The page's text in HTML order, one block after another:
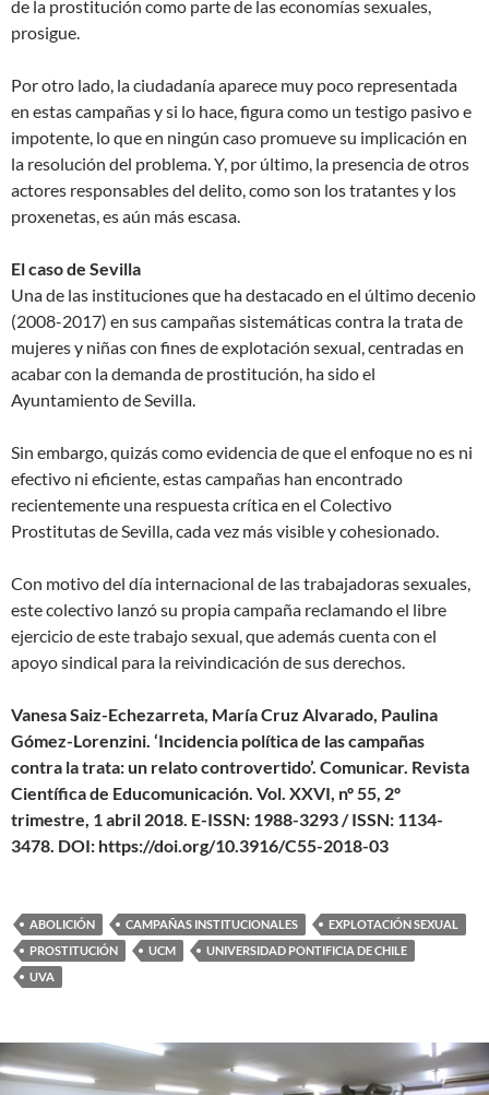
de la prostitución como parte de las economías sexuales,
prosigue.
Por otro lado, la ciudadanía aparece muy poco representada
en estas campañas y si lo hace, figura como un testigo pasivo e
impotente, lo que en ningún caso promueve su implicación en
la resolución del problema. Y, por último, la presencia de otros
actores responsables del delito, como son los tratantes y los
proxenetas, es aún más escasa.
El caso de Sevilla
Una de las instituciones que ha destacado en el último decenio
(2008-2017) en sus campañas sistemáticas contra la trata de
mujeres y niñas con fines de explotación sexual, centradas en
acabar con la demanda de prostitución, ha sido el
Ayuntamiento de Sevilla.
Sin embargo, quizás como evidencia de que el enfoque no es ni
efectivo ni eficiente, estas campañas han encontrado
recientemente una respuesta crítica en el Colectivo
Prostitutas de Sevilla, cada vez más visible y cohesionado.
Con motivo del día internacional de las trabajadoras sexuales,
este colectivo lanzó su propia campaña reclamando el libre
ejercicio de este trabajo sexual, que además cuenta con el
apoyo sindical para la reivindicación de sus derechos.
Vanesa Saiz-Echezarreta, María Cruz Alvarado, Paulina
Gómez-Lorenzini. ‘Incidencia política de las campañas
contra la trata: un relato controvertido’. Comunicar. Revista
Científica de Educomunicación. Vol. XXVI, nº 55, 2º
trimestre, 1 abril 2018. E-ISSN: 1988-3293 / ISSN: 1134-
3478. DOI: https://doi.org/10.3916/C55-2018-03
ABOLICIÓN CAMPAÑAS INSTITUCIONALES
EXPLOTACIÓN SEXUAL
PROSTITUCIÓN
UCM
UNIVERSIDAD PONTIFICIA DE CHILE
UVA